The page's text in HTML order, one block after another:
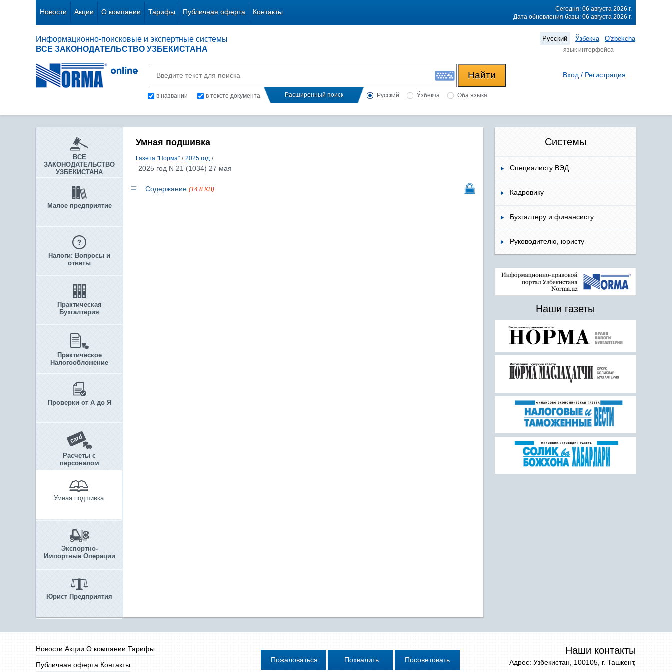
Новости Акции О компании Тарифы Публичная оферта Контакты
Сегодня: 06 августа 2026 г.
Дата обновления базы: 06 августа 2026 г.
Информационно-поисковые и экспертные системы
ВСЕ ЗАКОНОДАТЕЛЬСТВО УЗБЕКИСТАНА
Русский Ўзбекча O'zbekcha
язык интерфейса
в названии в тексте документа Расширенный поиск Русский Ўзбекча Оба языка
Вход / Регистрация
ВСЕ
ЗАКОНОДАТЕЛЬСТВО
УЗБЕКИСТАНА
Малое предприятие
Налоги: Вопросы и
ответы
Практическая
Бухгалтерия
Практическое
Налогообложение
Проверки от А до Я
Расчеты с
персоналом
Умная подшивка
Экспортно-
Импортные Операции
Юрист Предприятия
Умная подшивка
Газета "Норма" / 2025 год /
2025 год N 21 (1034) 27 мая
Содержание (14.8 KB)
Системы
Специалисту ВЭД
Кадровику
Бухгалтеру и финансисту
Руководителю, юристу
Наши газеты
Новости Акции О компании Тарифы
Публичная оферта Контакты
Наши контакты
Адрес: Узбекистан, 100105, г. Ташкент,